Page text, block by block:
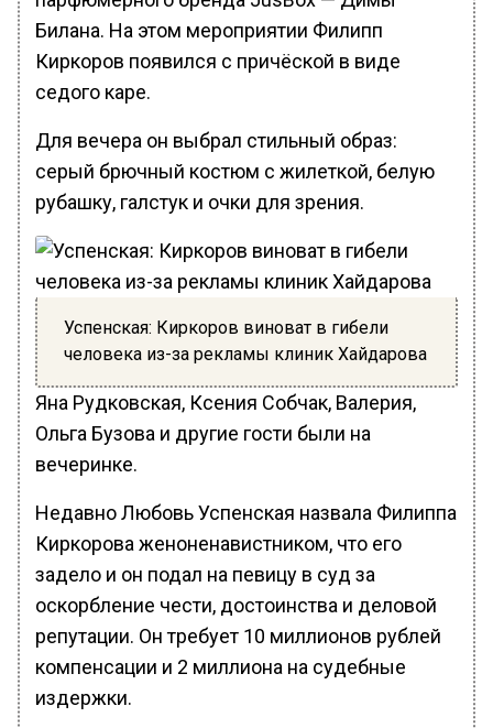
Билана. На этом мероприятии Филипп
Киркоров появился с причёской в виде
седого каре.
Для вечера он выбрал стильный образ:
серый брючный костюм с жилеткой, белую
рубашку, галстук и очки для зрения.
Успенская: Киркоров виноват в гибели
человека из-за рекламы клиник Хайдарова
Яна Рудковская, Ксения Собчак, Валерия,
Ольга Бузова и другие гости были на
вечеринке.
Недавно Любовь Успенская назвала Филиппа
Киркорова женоненавистником, что его
задело и он подал на певицу в суд за
оскорбление чести, достоинства и деловой
репутации. Он требует 10 миллионов рублей
компенсации и 2 миллиона на судебные
издержки.